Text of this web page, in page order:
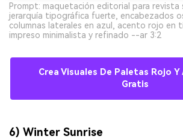
Prompt: maquetación editorial para revista
jerarquía tipográfica fuerte, encabezados
columnas laterales en azul, acento rojo en
impreso minimalista y refinado --ar 3:2
Crea Visuales De Paletas Rojo Y
Gratis
6) Winter Sunrise